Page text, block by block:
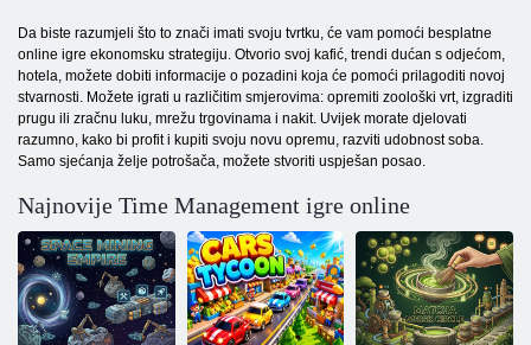
Da biste razumjeli što to znači imati svoju tvrtku, će vam pomoći besplatne
online igre ekonomsku strategiju. Otvorio svoj kafić, trendi dućan s odjećom,
hotela, možete dobiti informacije o pozadini koja će pomoći prilagoditi novoj
stvarnosti. Možete igrati u različitim smjerovima: opremiti zoološki vrt, izgraditi
prugu ili zračnu luku, mrežu trgovinama i nakit. Uvijek morate djelovati
razumno, kako bi profit i kupiti svoju novu opremu, razviti udobnost soba.
Samo sjećanja želje potrošača, možete stvoriti uspješan posao.
Najnovije Time Management igre online